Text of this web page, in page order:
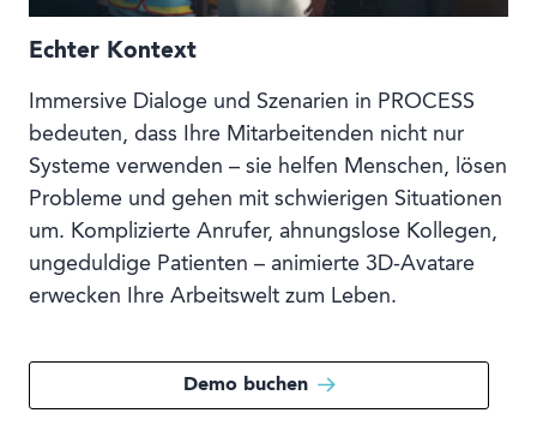
Echter Kontext
Immersive Dialoge und Szenarien in PROCESS
bedeuten, dass Ihre Mitarbeitenden nicht nur
Systeme verwenden – sie helfen Menschen, lösen
Probleme und gehen mit schwierigen Situationen
um. Komplizierte Anrufer, ahnungslose Kollegen,
ungeduldige Patienten – animierte 3D-Avatare
erwecken Ihre Arbeitswelt zum Leben.
Demo buchen